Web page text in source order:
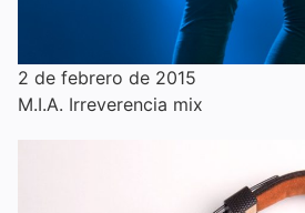
2 de febrero de 2015
M.I.A. Irreverencia mix